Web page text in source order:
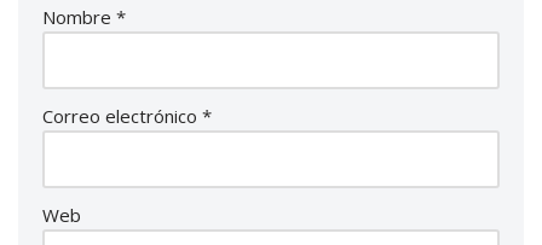
Nombre *
Correo electrónico *
Web